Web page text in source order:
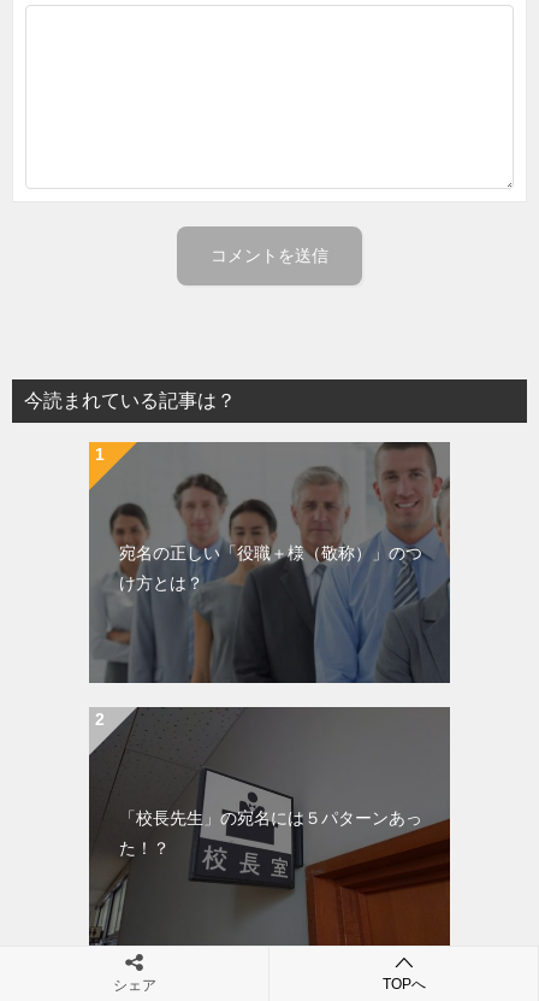
今読まれている記事は？
宛名の正しい「役職＋様（敬称）」のつ
け方とは？
「校長先生」の宛名には５パターンあっ
た！？
シェア TOPへ